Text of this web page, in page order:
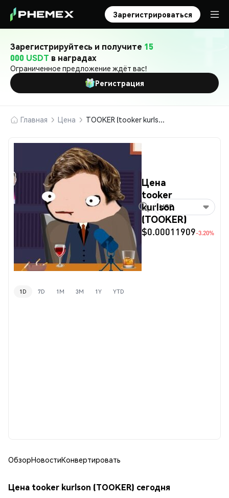
Зарегистрироваться
Зарегистрируйтесь и получите 15
000 USDT в наградах
Ограниченное предложение ждёт вас!
Регистрация
Главная Цена TOOKER (tooker kurlson)
Цена
tooker
kurlson
(TOOKER)
$0.00011909-3.20%
USD
1D 7D 1M 3M 1Y YTD
ОбзорНовостиКонвертировать
Цена tooker kurlson (TOOKER) сегодня